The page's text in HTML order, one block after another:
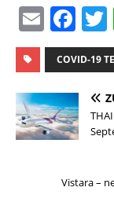
E
m
ai
l
F
a
c
e
b
o
k
COVID-19
Vistara –